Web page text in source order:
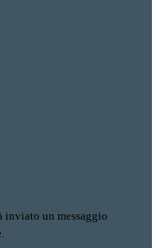
inviato un messaggio